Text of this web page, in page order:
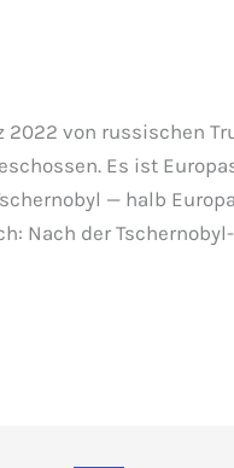
von russischen
Es ist
— halb
Nach der